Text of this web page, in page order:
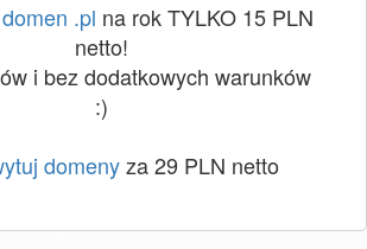
.pl na rok TYLKO 15 PLN
netto!
i bez dodatkowych warunków
:)
domenyza 29 PLN netto